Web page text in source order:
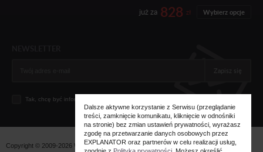
już za 828 zł Wybierz opcje
Zapisz się
Tak, chcę być informowany... (
Copyright © 2009-2026 Wszystkie prawa zastrzeżone. WydawnictwoExplanator -
Dalsze aktywne korzystanie z Serwisu (przeglądanie
treści, zamknięcie komunikatu, kliknięcie w odnośniki
na stronie) bez zmian ustawień prywatności, wyrażasz
zgodę na przetwarzanie danych osobowych przez
EXPLANATOR oraz partnerów w celu realizacji usług,